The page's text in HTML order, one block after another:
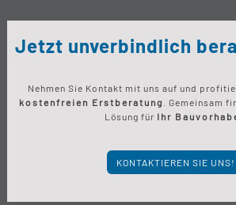
Jetzt unverbindlich
Nehmen Sie Kontakt mit uns auf und
kostenfreien Erstberatung
. Gemeinsam
Lösung für Ihr
KONTAKTIEREN SIE UNS!